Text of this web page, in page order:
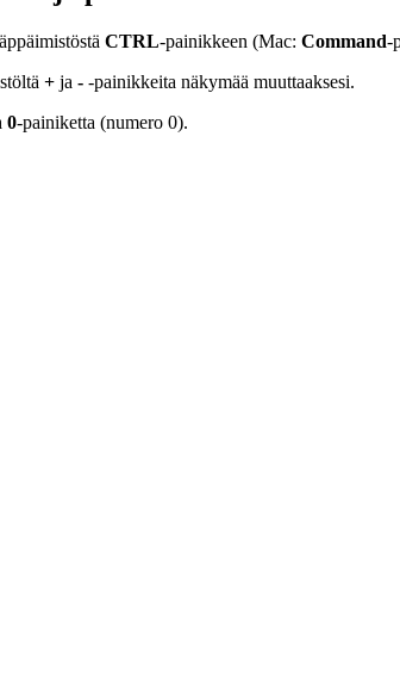
CTRL-painikkeen (Mac: Command-
+ ja - -painikkeita näkymää muuttaaksesi.
0-painiketta (numero 0).